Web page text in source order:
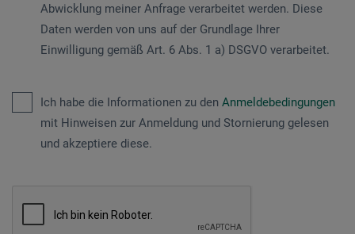
Abwicklung meiner Anfrage verarbeitet werden. Diese
Daten werden von uns auf der Grundlage Ihrer
Einwilligung gemäß Art. 6 Abs. 1 a) DSGVO verarbeitet.
Ich habe die Informationen zu den Anmeldebedingungen
mit Hinweisen zur Anmeldung und Stornierung gelesen
und akzeptiere diese.